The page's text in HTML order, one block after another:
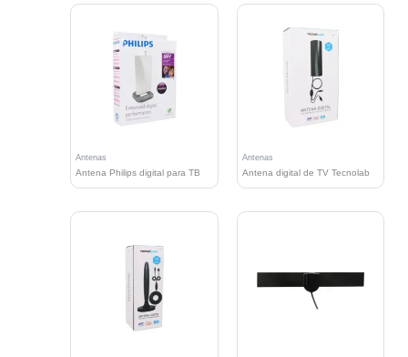
Antenas
Antena Philips digital para TB
Antenas
Antena digital de TV Tecnolab